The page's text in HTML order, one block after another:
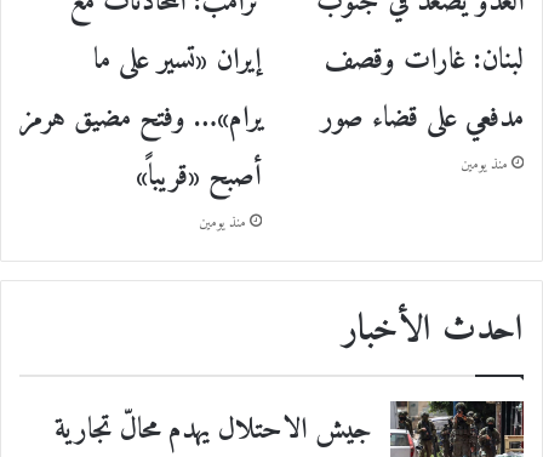
لبنان: غارات وقصف
مدفعي على قضاء صور
منذ يومين
إيران «تسير على ما
يرام»… وفتح مضيق هرمز
أصبح «قريباً»
منذ يومين
احدث الأخبار
جيش الاحتلال يهدم محالّ تجارية